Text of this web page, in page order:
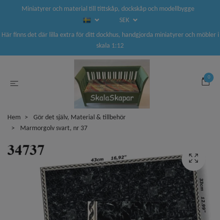
Miniatyrer och material till tittskåp, dockskåp och modellbygge
SEK
Här finns det där lilla extra för ditt dockhus, handgjorda miniatyrer och möbler i
skala 1:12
0
Hem
Gör det själv, Material & tillbehör
Marmorgolv svart, nr 37